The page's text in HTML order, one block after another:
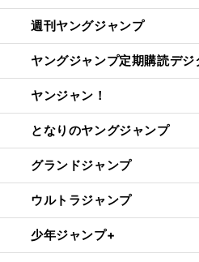
週刊ヤングジャンプ
ヤングジャンプ定期購読デジ
ヤンジャン！
となりのヤングジャンプ
グランドジャンプ
ウルトラジャンプ
少年ジャンプ+